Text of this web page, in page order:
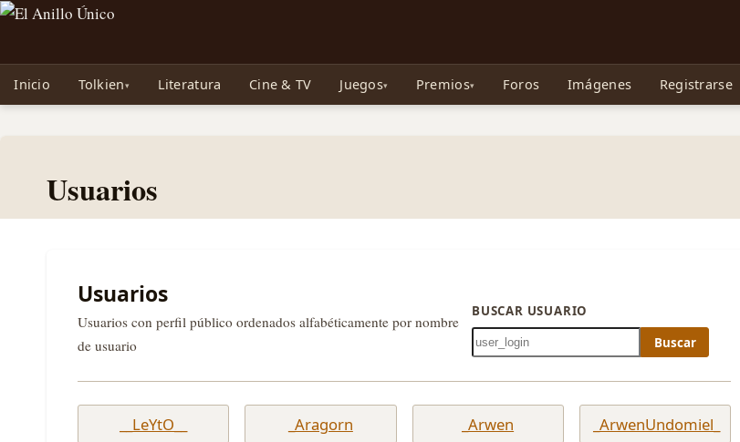
Inicio Tolkien Literatura Cine & TV Juegos Premios Foros Imágenes Registrarse
Usuarios
Usuarios
Usuarios con perfil público ordenados alfabéticamente por nombre
de usuario
BUSCAR USUARIO
Buscar
__LeYtO__ _Aragorn _Arwen _ArwenUndomiel_